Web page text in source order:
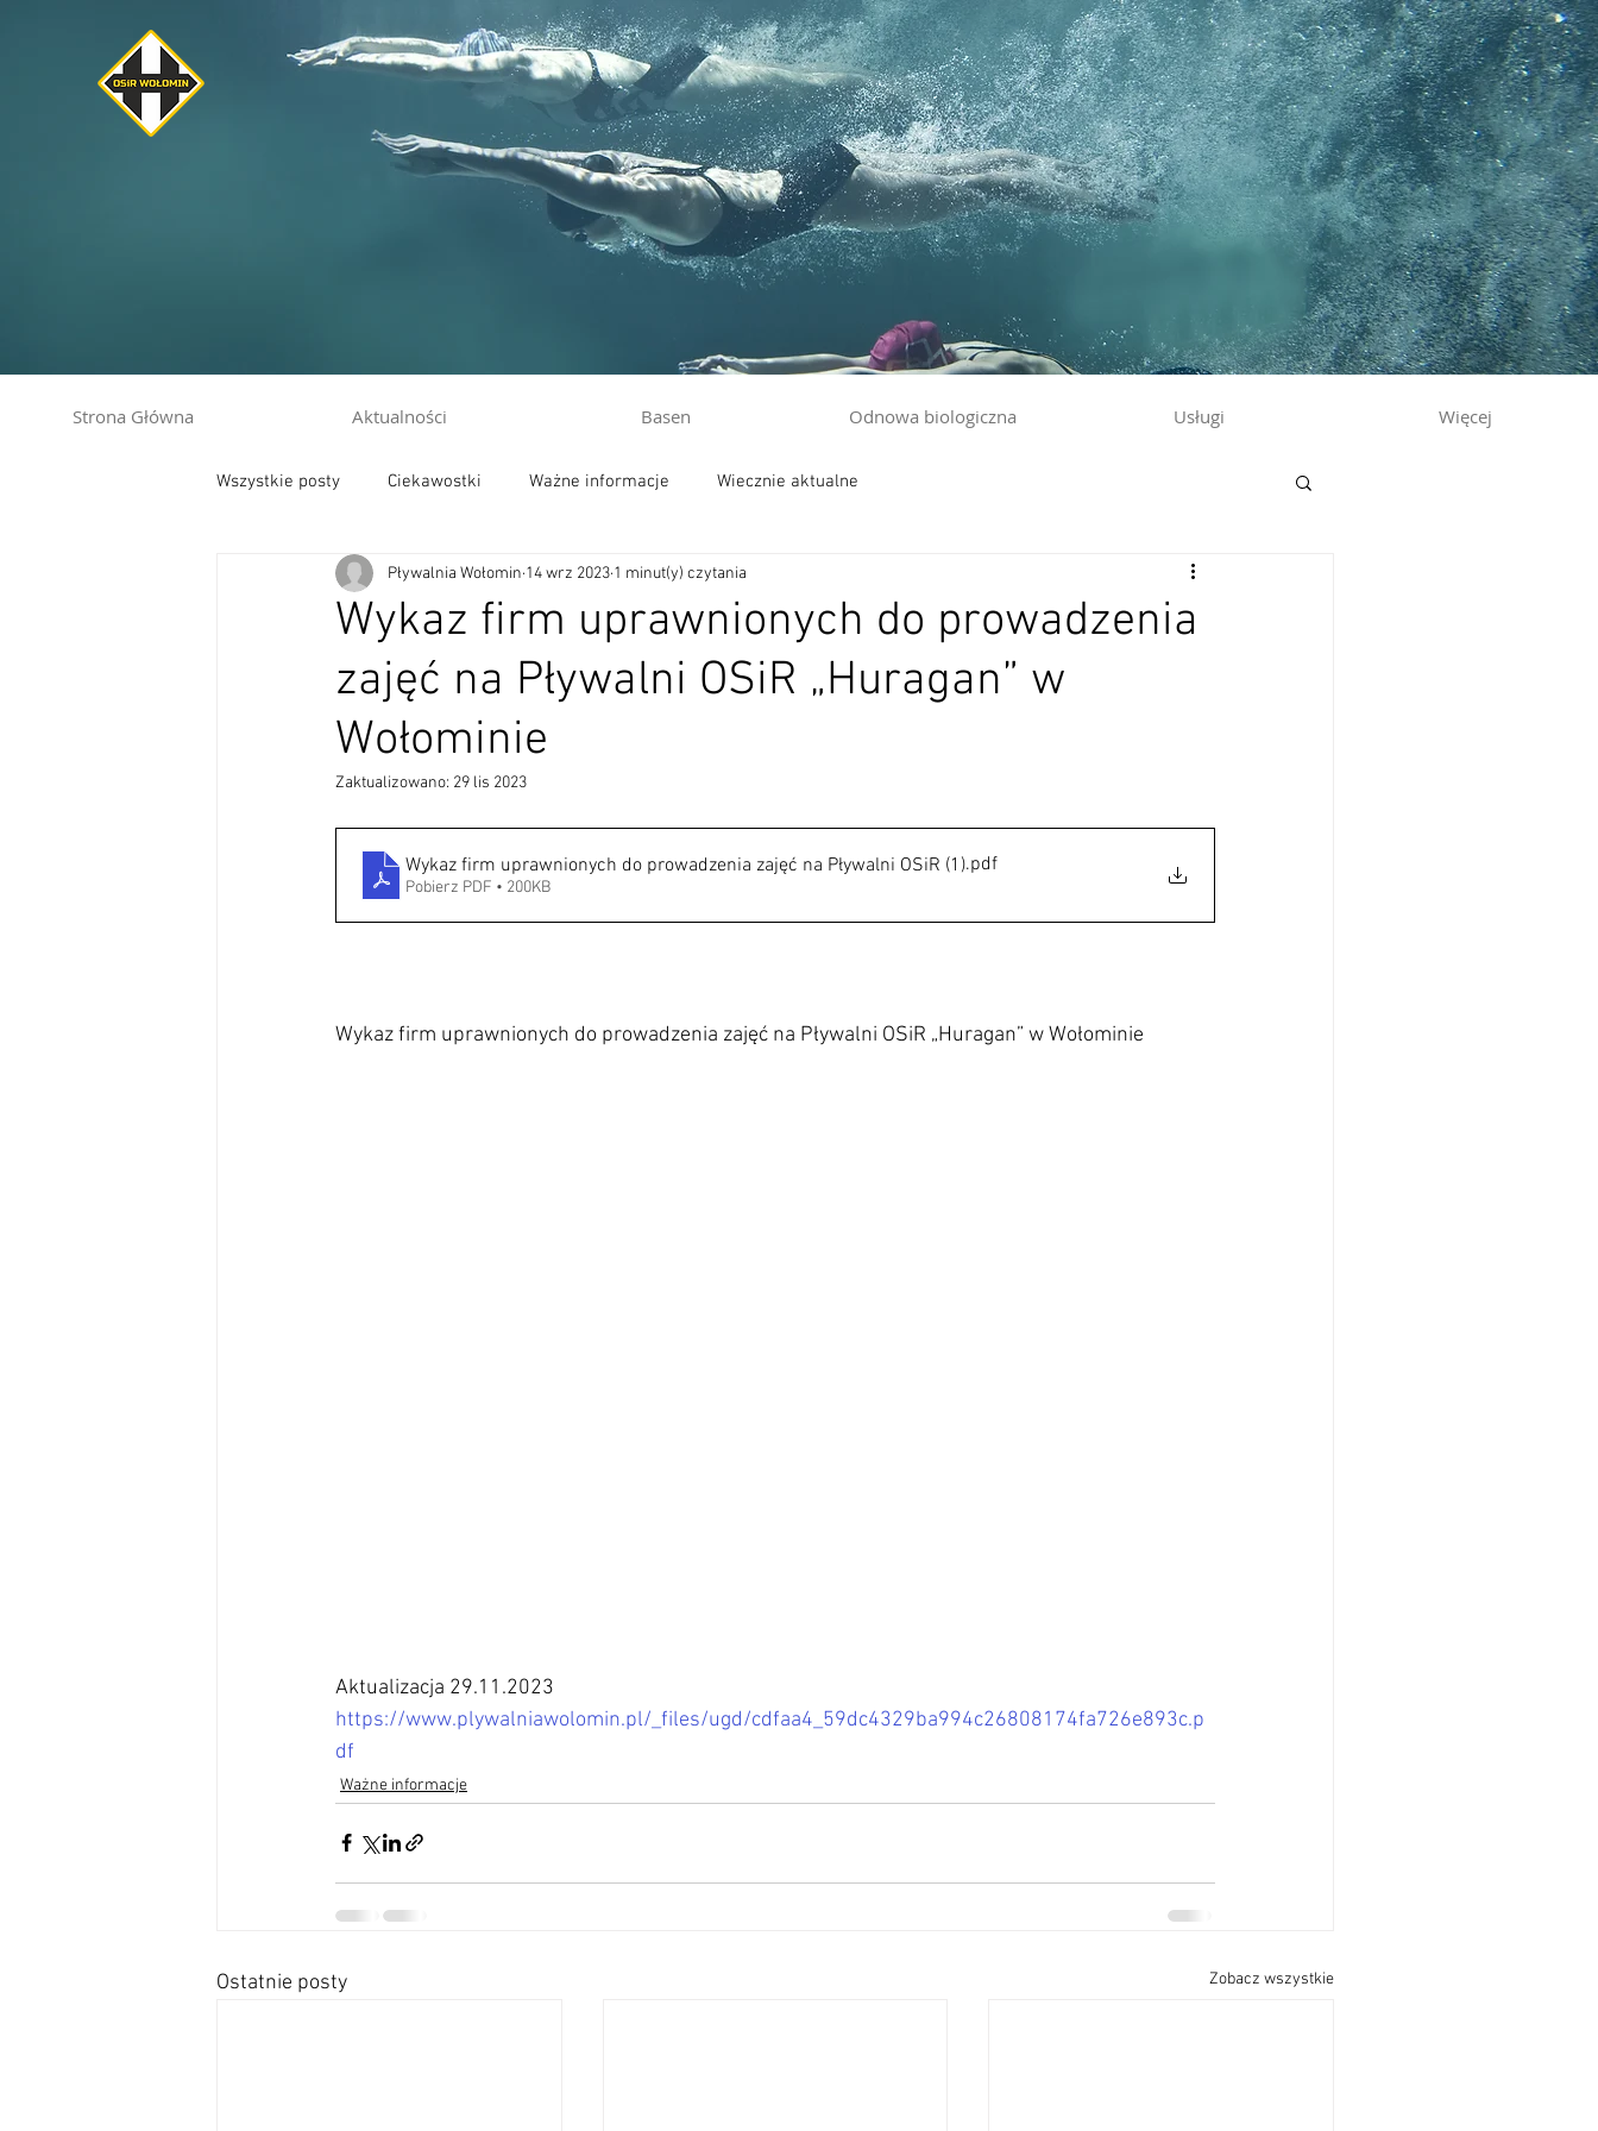
Strona Główna Aktualności Basen Odnowa biologiczna Usługi Więcej
Wszystkie posty Ciekawostki Ważne informacje Wiecznie aktualne
Wykaz firm uprawnionych do prowadzenia
zajęć na Pływalni OSiR „Huragan” w
Wołominie
Pływalnia Wołomin 14 wrz 2023 1 minut(y) czytania
Zaktualizowano: 29 lis 2023
Wykaz firm uprawnionych do prowadzenia zajęć na Pływalni OSiR (1).pdf
Pobierz PDF • 200KB
Wykaz firm uprawnionych do prowadzenia zajęć na Pływalni OSiR „Huragan” w Wołominie
Aktualizacja 29.11.2023
https://www.plywalniawolomin.pl/_files/ugd/cdfaa4_59dc4329ba994c26808174fa726e893c.p
df
Ważne informacje
Ostatnie posty Zobacz wszystkie